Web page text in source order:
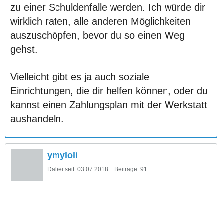
zu einer Schuldenfalle werden. Ich würde dir
wirklich raten, alle anderen Möglichkeiten
auszuschöpfen, bevor du so einen Weg
gehst.
Vielleicht gibt es ja auch soziale
Einrichtungen, die dir helfen können, oder du
kannst einen Zahlungsplan mit der Werkstatt
aushandeln.
ymyloli
Dabei seit: 03.07.2018 Beiträge: 91